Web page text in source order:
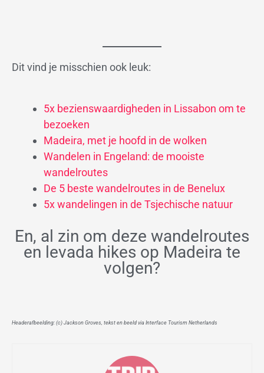
Dit vind je misschien ook leuk:
5x bezienswaardigheden in Lissabon om te
bezoeken
Madeira, met je hoofd in de wolken
Wandelen in Engeland: de mooiste
wandelroutes
De 5 beste wandelroutes in de Benelux
5x wandelingen in de Tsjechische natuur
En, al zin om deze wandelroutes
en levada hikes op Madeira te
volgen?
Headerafbeelding: (c) Jackson Groves, tekst en beeld via Interface Tourism Netherlands